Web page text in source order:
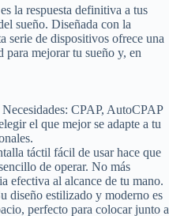
la respuesta definitiva a tus
sueño. Diseñada con la
serie de dispositivos ofrece una
para mejorar tu sueño y, en
CPAP, AutoCPAP
el que mejor se adapte a tu
táctil fácil de usar hace que
de operar. No más
efectiva al alcance de tu mano.
diseño estilizado y moderno es
perfecto para colocar junto a